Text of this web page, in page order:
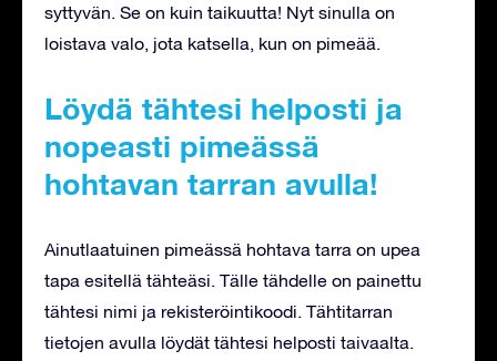
syttyvän. Se on kuin taikuutta! Nyt sinulla on
loistava valo, jota katsella, kun on pimeää.
Löydä tähtesi helposti ja
nopeasti pimeässä
hohtavan tarran avulla!
Ainutlaatuinen pimeässä hohtava tarra on upea
tapa esitellä tähteäsi. Tälle tähdelle on painettu
tähtesi nimi ja rekisteröintikoodi. Tähtitarran
tietojen avulla löydät tähtesi helposti taivaalta.